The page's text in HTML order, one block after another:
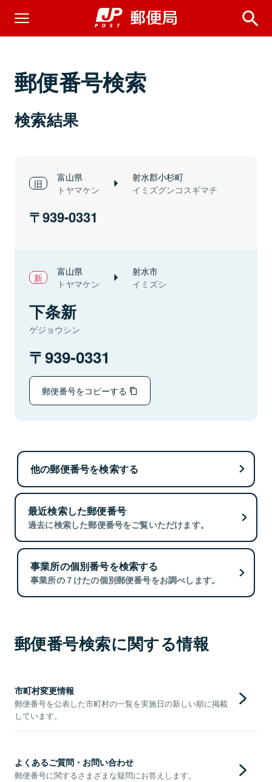
郵便番号検索
検索結果
富山県
トヤマケン
射水郡小杉町
イミズグンコスギマチ
939-0331
富山県
トヤマケン
射水市
イミズシ
下条新
ゲジョウシン
939-0331
郵便番号をコピーする
他の郵便番号を検索する
最近検索した郵便番号
過去に検索した郵便番号をご覧いただけます。
事業所の個別番号を検索する
事業所の７けたの個別郵便番号をお調べします。
郵便番号検索に関する情報
市町村変更情報
郵便番号を公表した市町村の一覧を実施日の新しい順に掲載
しています。
よくあるご質問・お問い合わせ
郵便番号に関するさまざまな疑問にお答えします。